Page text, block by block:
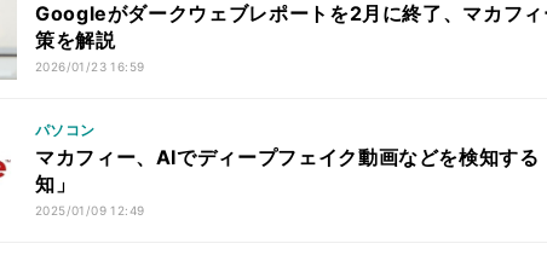
Googleがダークウェブレポートを2月に終了、マカフ
策を解説
2026/01/23 16:59
パソコン
マカフィー、AIでディープフェイク動画などを検知する
知」
2025/01/09 12:49